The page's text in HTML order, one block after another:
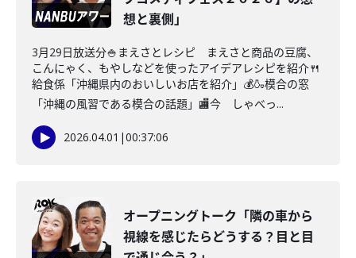
想と裏側」
3月29日放送分🍚まえさとレシピ まえさと商品の豆腐、
こんにゃく、もやしなどを使ったアイデアレシピを紹介🍴
給食係「沖縄県内のおいしいお店を紹介」💰🍶模合の窓
「沖縄の風習である模合の話題」🏬今 しゃべっ...
2026.04.01 |00:37:06
オープニングトーク「隣の車から
視線を感じたらどうする？目と目